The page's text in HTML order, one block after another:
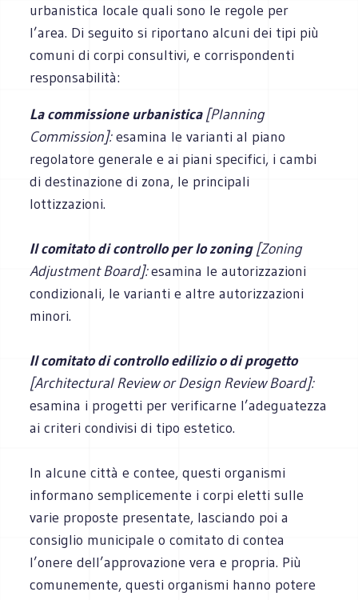
urbanistica locale quali sono le regole per
l’area. Di seguito si riportano alcuni dei tipi più
comuni di corpi consultivi, e corrispondenti
responsabilità:
La commissione urbanistica[Planning
Commission]:esamina le varianti al piano
regolatore generale e ai piani specifici, i cambi
di destinazione di zona, le principali
lottizzazioni.
Il comitato di controllo per lo zoning[Zoning
Adjustment Board]:esamina le autorizzazioni
condizionali, le varianti e altre autorizzazioni
minori.
Il comitato di controllo edilizio o di progetto
[Architectural Review or Design Review Board]:
esamina i progetti per verificarne l’adeguatezza
ai criteri condivisi di tipo estetico.
In alcune città e contee, questi organismi
informano semplicemente i corpi eletti sulle
varie proposte presentate, lasciando poi a
consiglio municipale o comitato di contea
l’onere dell’approvazione vera e propria. Più
comunemente, questi organismi hanno potere